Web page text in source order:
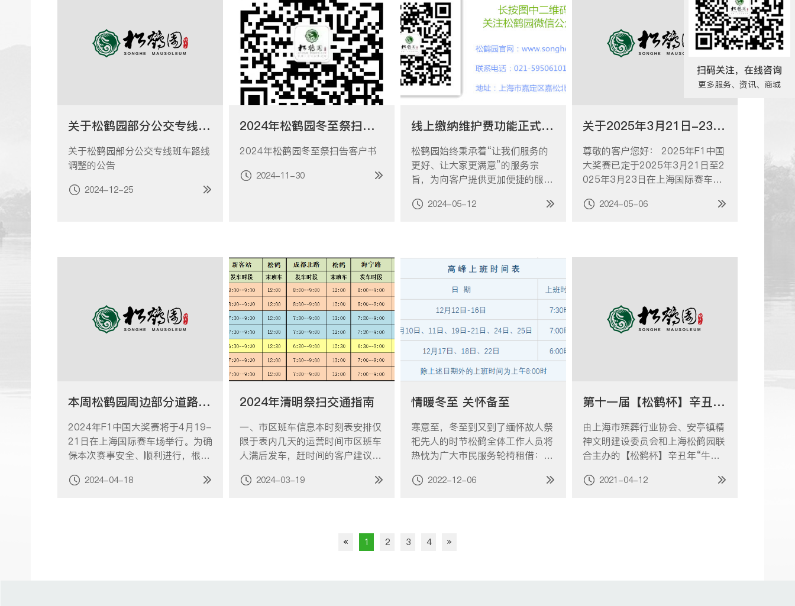
关于松鹤园部分公交专线班车路线调整的公告
关于松鹤园部分公交专线班车路线
调整的公告
2024-12-25
2024年松鹤园冬至祭扫告客户书
2024年松鹤园冬至祭扫告客户书
2024-11-30
线上缴纳维护费功能正式开通！！！
松鹤园始终秉承着“让我们服务的
更好、让大家更满意”的服务宗
旨，为向客户提供更加便捷的服务
《上海松鹤园》正式开通线上缴纳
②如下单时遇到困…
2024-05-12
关于2025年3月21日-23日祭扫事项的告客户书
尊敬的客户您好： 2025年F1中国
大奖赛已定于2025年3月21日至2
025年3月23日在上海国际赛车场
利举行，我园周边部分道路将实施
2024-05-06
本周松鹤园周边部分道路将实行交通管制！
2024年F1中国大奖赛将于4月19-
21日在上海国际赛车场举行。为确
保本次赛事安全、顺利进行，根据
法》的有关规定，上海市公安局嘉
2024-04-18
2024年清明祭扫交通指南
一、市区班车信息本时刻表安排仅
限于表内几天的运营时间市区班车
人满后发车，赶时间的客户建议自
车的客户请提前致电预约。龙华班
2024-03-19
情暖冬至 关怀备至
寒意至，冬至到又到了缅怀故人祭
祀先人的时节松鹤全体工作人员将
热忱为广大市民服务轮椅租借：本
租借，可以凭身份证至轮椅车租借
各业务室租借。鲜…
2022-12-06
第十一届【松鹤杯】辛丑年“牛年•清明感恩”征文获奖公告
由上海市殡葬行业协会、安亭镇精
神文明建设委员会和上海松鹤园联
合主办的【松鹤杯】辛丑年“牛年•
11月开展以来，得到了社会各界人
2021-04-12
« 1 2 3 4 »
扫码关注，在线咨询
更多服务、资讯、商城